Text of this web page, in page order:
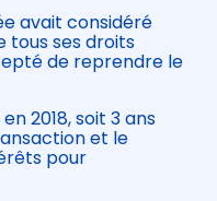
avait considéré
ses droits
de reprendre le
2018, soit 3 ans
et le
pour